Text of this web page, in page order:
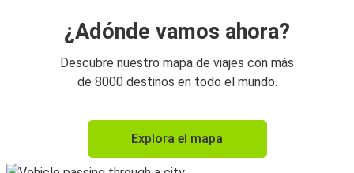
¿Adónde vamos ahora?
Descubre nuestro mapa de viajes con más
de 8000 destinos en todo el mundo.
Explora el mapa